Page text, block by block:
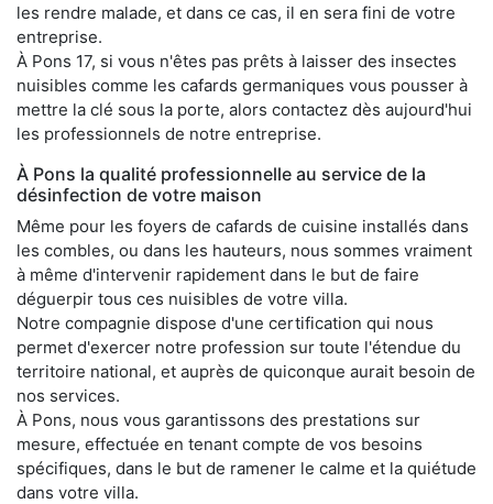
les rendre malade, et dans ce cas, il en sera fini de votre
entreprise.
À Pons 17, si vous n'êtes pas prêts à laisser des insectes
nuisibles comme les cafards germaniques vous pousser à
mettre la clé sous la porte, alors contactez dès aujourd'hui
les professionnels de notre entreprise.
À Pons la qualité professionnelle au service de la
désinfection de votre maison
Même pour les foyers de cafards de cuisine installés dans
les combles, ou dans les hauteurs, nous sommes vraiment
à même d'intervenir rapidement dans le but de faire
déguerpir tous ces nuisibles de votre villa.
Notre compagnie dispose d'une certification qui nous
permet d'exercer notre profession sur toute l'étendue du
territoire national, et auprès de quiconque aurait besoin de
nos services.
À Pons, nous vous garantissons des prestations sur
mesure, effectuée en tenant compte de vos besoins
spécifiques, dans le but de ramener le calme et la quiétude
dans votre villa.